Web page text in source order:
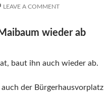
LEAVE A COMMENT
wieder ab
baut ihn auch wieder ab.
der Bürgerhausvorplatz